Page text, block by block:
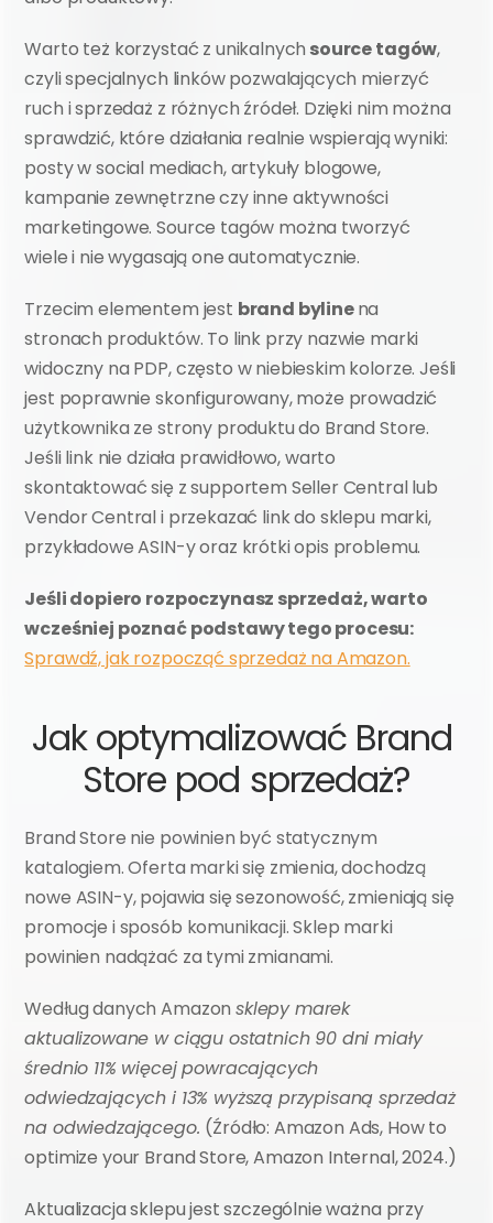
Warto też korzystać z unikalnych source tagów,
czyli specjalnych linków pozwalających mierzyć
ruch i sprzedaż z różnych źródeł. Dzięki nim można
sprawdzić, które działania realnie wspierają wyniki:
posty w social mediach, artykuły blogowe,
kampanie zewnętrzne czy inne aktywności
marketingowe. Source tagów można tworzyć
wiele i nie wygasają one automatycznie.
Trzecim elementem jest brand byline na
stronach produktów. To link przy nazwie marki
widoczny na PDP, często w niebieskim kolorze. Jeśli
jest poprawnie skonfigurowany, może prowadzić
użytkownika ze strony produktu do Brand Store.
Jeśli link nie działa prawidłowo, warto
skontaktować się z supportem Seller Central lub
Vendor Central i przekazać link do sklepu marki,
przykładowe ASIN-y oraz krótki opis problemu.
Jeśli dopiero rozpoczynasz sprzedaż, warto
wcześniej poznać podstawy tego procesu:
Sprawdź, jak rozpocząć sprzedaż na Amazon.
Jak optymalizować Brand
Store pod sprzedaż?
Brand Store nie powinien być statycznym
katalogiem. Oferta marki się zmienia, dochodzą
nowe ASIN-y, pojawia się sezonowość, zmieniają się
promocje i sposób komunikacji. Sklep marki
powinien nadążać za tymi zmianami.
Według danych Amazon sklepy marek
aktualizowane w ciągu ostatnich 90 dni miały
średnio 11% więcej powracających
odwiedzających i 13% wyższą przypisaną sprzedaż
na odwiedzającego. (Źródło: Amazon Ads, How to
optimize your Brand Store, Amazon Internal, 2024.)
Aktualizacja sklepu jest szczególnie ważna przy